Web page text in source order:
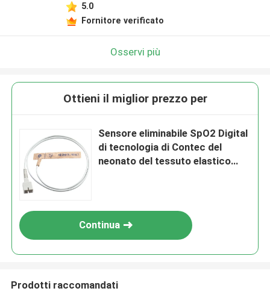
5.0
Fornitore verificato
Osservi più
Ottieni il miglior prezzo per
Sensore eliminabile SpO2 Digital
di tecnologia di Contec del
neonato del tessuto elastico
Continua
Prodotti raccomandati